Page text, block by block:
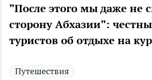
"После этого мы даже не
сторону Абхазии":
туристов об отдыхе на
Путешествия